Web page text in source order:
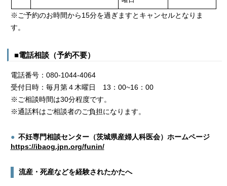
※ご予約のお時間から15分を過ぎますとキャンセルとなりま
す。
■電話相談（予約不要）
電話番号：080-1044-4064
受付日時：毎月第４木曜日 13：00~16：00
※ご相談時間は30分程度です。
※通話料はご相談者のご負担になります。
不妊専門相談センター（茨城県産婦人科医会）ホームページ
https://ibaog.jpn.org/funin/
流産・死産などを経験されたかたへ